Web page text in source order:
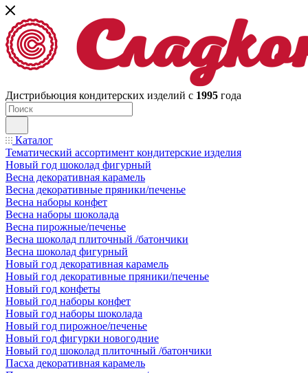
Дистрибьюция кондитерских изделий с 1995 года
Каталог
Тематический ассортимент кондитерские изделия
Новый год шоколад фигурный
Весна декоративная карамель
Весна декоративные пряники/печенье
Весна наборы конфет
Весна наборы шоколада
Весна пирожные/печенье
Весна шоколад плиточный /батончики
Весна шоколад фигурный
Новый год декоративная карамель
Новый год декоративные пряники/печенье
Новый год конфеты
Новый год наборы конфет
Новый год наборы шоколада
Новый год пирожное/печенье
Новый год фигурки новогодние
Новый год шоколад плиточный /батончики
Пасха декоративная карамель